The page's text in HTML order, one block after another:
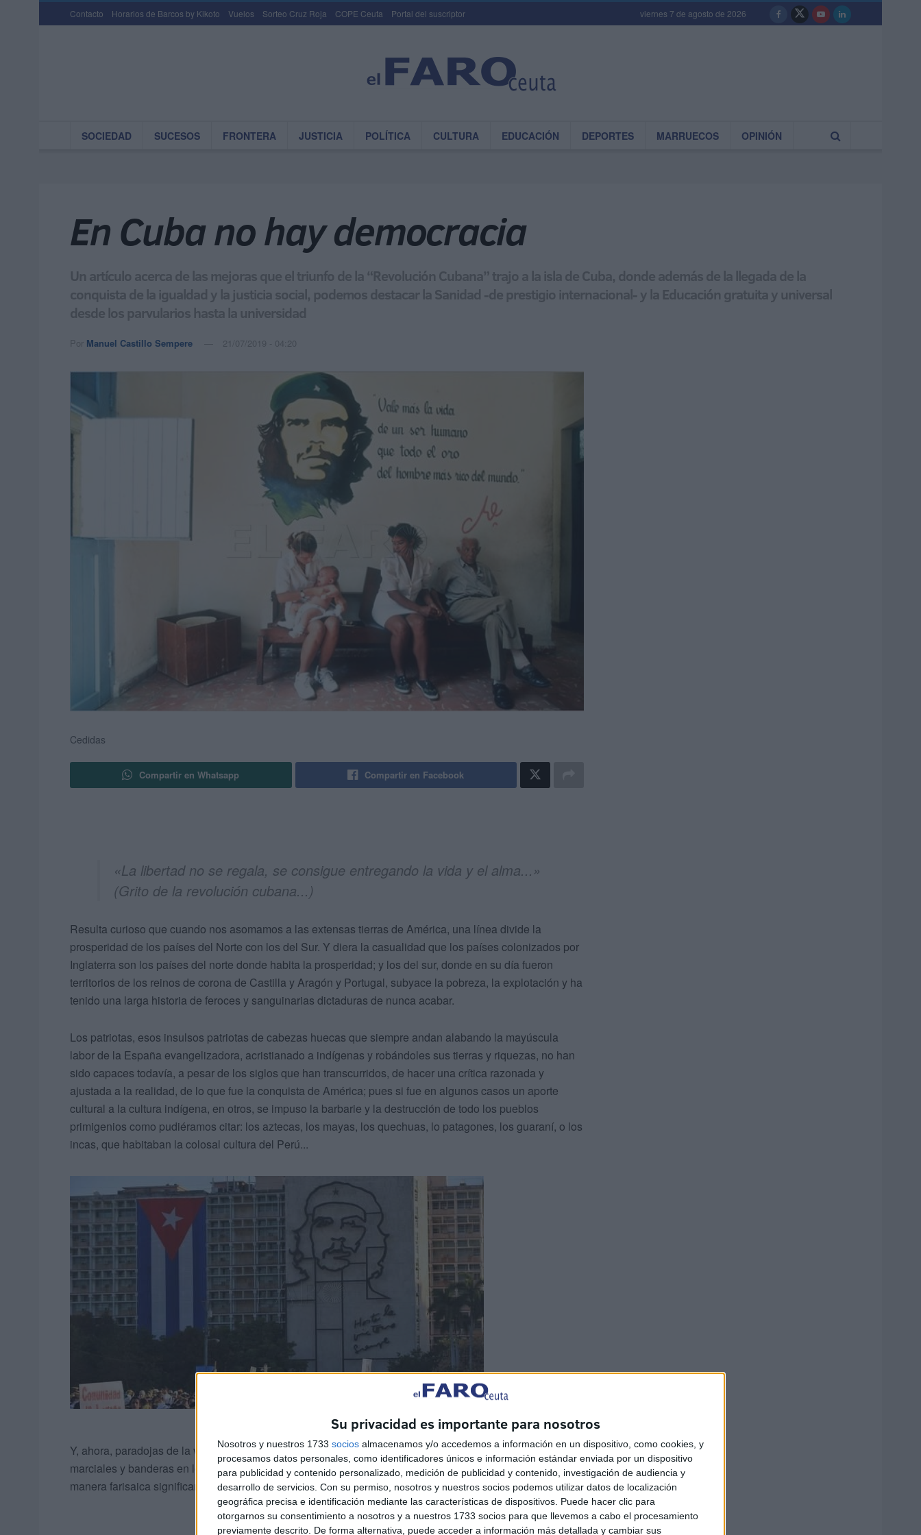
Su privacidad es importante para nosotros
Nosotros y nuestros 1733 socios almacenamos y/o accedemos a información en un dispositivo, como cookies, y
procesamos datos personales, como identificadores únicos e información estándar enviada por un dispositivo
para publicidad y contenido personalizado, medición de publicidad y contenido, investigación de audiencia y
desarrollo de servicios. Con su permiso, nosotros y nuestros socios podemos utilizar datos de localización
geográfica precisa e identificación mediante las características de dispositivos. Puede hacer clic para
otorgarnos su consentimiento a nosotros y a nuestros 1733 socios para que llevemos a cabo el procesamiento
previamente descrito. De forma alternativa, puede acceder a información más detallada y cambiar sus
Contacto Horarios de Barcos by Kikoto Vuelos Sorteo Cruz Roja COPE Ceuta Portal del suscriptor viernes 7 de agosto de 2026
SOCIEDAD SUCESOS FRONTERA JUSTICIA POLÍTICA CULTURA EDUCACIÓN DEPORTES MARRUECOS OPINIÓN
En Cuba no hay democracia
Un artículo acerca de las mejoras que el triunfo de la “Revolución Cubana” trajo a la isla de Cuba, donde además de la llegada de la
conquista de la igualdad y la justicia social, podemos destacar la Sanidad -de prestigio internacional- y la Educación gratuita y universal
desde los parvularios hasta la universidad
Por Manuel Castillo Sempere 21/07/2019 - 04:20
Cedidas
Compartir en Whatsapp Compartir en Facebook
«La libertad no se regala, se consigue entregando la vida y el alma...»
(Grito de la revolución cubana...)
Resulta curioso que cuando nos asomamos a las extensas tierras de América, una línea divide la
prosperidad de los países del Norte con los del Sur. Y diera la casualidad que los países colonizados por
Inglaterra son los países del norte donde habita la prosperidad; y los del sur, donde en su día fueron
territorios de los reinos de corona de Castilla y Aragón y Portugal, subyace la pobreza, la explotación y ha
tenido una larga historia de feroces y sanguinarias dictaduras de nunca acabar.
Los patriotas, esos insulsos patriotas de cabezas huecas que siempre andan alabando la mayúscula
labor de la España evangelizadora, acristianado a indígenas y robándoles sus tierras y riquezas, no han
sido capaces todavía, a pesar de los siglos que han transcurridos, de hacer una crítica razonada y
ajustada a la realidad, de lo que fue la conquista de América; pues si fue en algunos casos un aporte
cultural a la cultura indígena, en otros, se impuso la barbarie y la destrucción de todo los pueblos
primigenios como pudiéramos citar: los aztecas, los mayas, los quechuas, lo patagones, los guaraní, o los
incas, que habitaban la colosal cultura del Perú...
Y, ahora, paradojas de la vida, los que aún añoran la feroz dictadura de Franco, los que añoran cantos
marciales y banderas en los balcones, patriotas de pata negra, van rompiéndose las vestiduras de
manera farisaica significando por las esquinas que en Cuba no hay democracia....